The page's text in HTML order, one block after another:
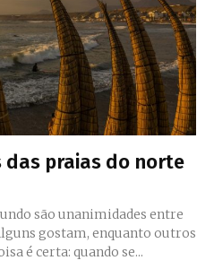
praias do norte
são unanimidades entre
gostam, enquanto outros
coisa é certa: quando se...